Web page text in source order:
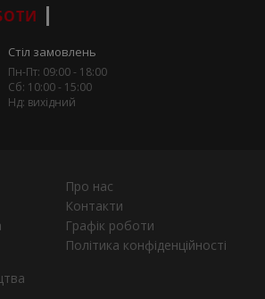
Стіл замовлень
Пн-Пт: 09:00 - 18:00
Сб: 10:00 - 15:00
Нд: вихідний
Про нас
Контакти
Графік роботи
Політика конфіденційності